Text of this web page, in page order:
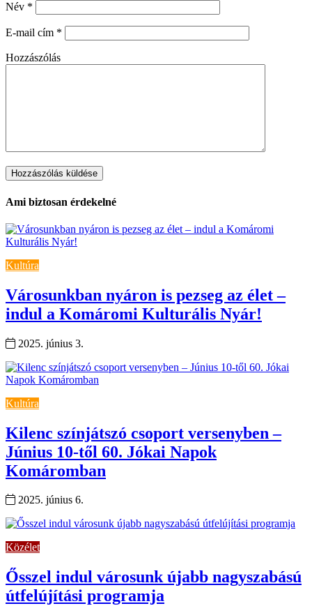
Név *
E-mail cím *
Hozzászólás
Ami biztosan érdekelné
Kultúra
Városunkban nyáron is pezseg az élet –
indul a Komáromi Kulturális Nyár!
2025. június 3.
Kultúra
Kilenc színjátszó csoport versenyben –
Június 10-től 60. Jókai Napok
Komáromban
2025. június 6.
Közélet
Ősszel indul városunk újabb nagyszabású
útfelújítási programja